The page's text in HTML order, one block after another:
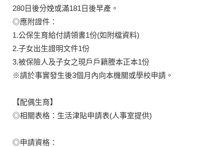
280日後分娩或滿181日後早產。
◎應附證件：
1.公保生育給付請領書1份(如附檔資料)
2.子女出生證明文件1份
3.被保險人及子女之現戶戶籍謄本正本1份
※請於事實發生後3個月內向本機關或學校申請。
【配偶生育】
◎相關表格：生活津貼申請表(人事室提供)
◎申請資格：